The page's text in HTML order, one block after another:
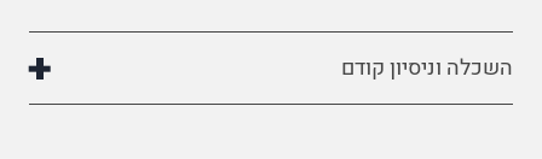
השכלה וניסיון קודם